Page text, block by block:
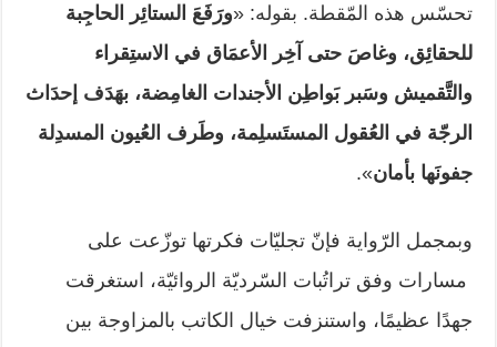
تحسّس هذه المّقطة. بقوله: «ورَفَعَ الستائِر الحاجِبة
للحقائِق، وغاصَ حتى آخِر الأعمَاق في الاستِقراء
والتَّقميش وسَبر بَواطِن الأجندات الغامِضة، بهَدَف إحدَاث
الرجّة في العُقول المستَسلِمة، وطَرف العُيون المسدِلة
جفونَها بأمان».
وبمجمل الرّواية فإنّ تجليّات فكرتها توزّعت على
مسارات وفق تراتُبات السّرديّة الروائيّة، استغرقت
جهدًا عظيمًا، واستنزفت خيال الكاتب بالمزاوجة بين